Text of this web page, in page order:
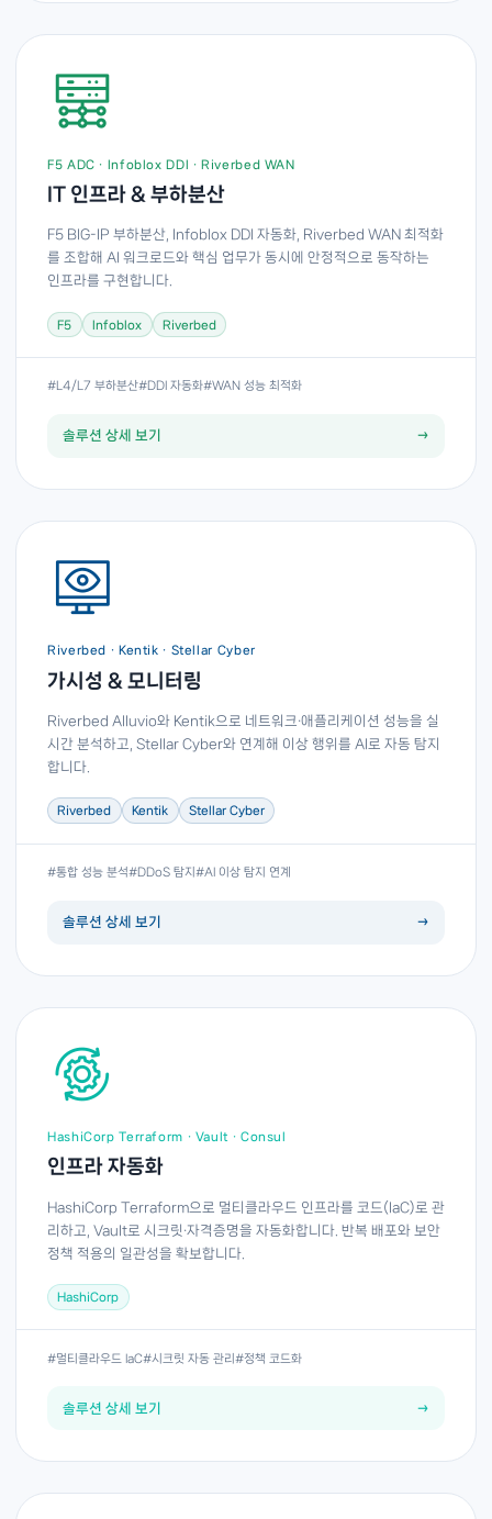
F5 ADC · Infoblox DDI · Riverbed WAN
IT 인프라 & 부하분산
F5 BIG-IP 부하분산, Infoblox DDI 자동화, Riverbed WAN 최적화
를 조합해 AI 워크로드와 핵심 업무가 동시에 안정적으로 동작하는
인프라를 구현합니다.
F5 Infoblox Riverbed
#L4/L7 부하분산#DDI 자동화#WAN 성능 최적화
솔루션 상세 보기 →
Riverbed · Kentik · Stellar Cyber
가시성 & 모니터링
Riverbed Alluvio와 Kentik으로 네트워크·애플리케이션 성능을 실
시간 분석하고, Stellar Cyber와 연계해 이상 행위를 AI로 자동 탐지
합니다.
Riverbed Kentik Stellar Cyber
#통합 성능 분석#DDoS 탐지 #AI 이상 탐지 연계
솔루션 상세 보기 →
HashiCorp Terraform · Vault · Consul
인프라 자동화
HashiCorp Terraform으로 멀티클라우드 인프라를 코드(IaC)로 관
리하고, Vault로 시크릿·자격증명을 자동화합니다. 반복 배포와 보안
정책 적용의 일관성을 확보합니다.
HashiCorp
#멀티클라우드 IaC#시크릿 자동 관리 #정책 코드화
솔루션 상세 보기 →